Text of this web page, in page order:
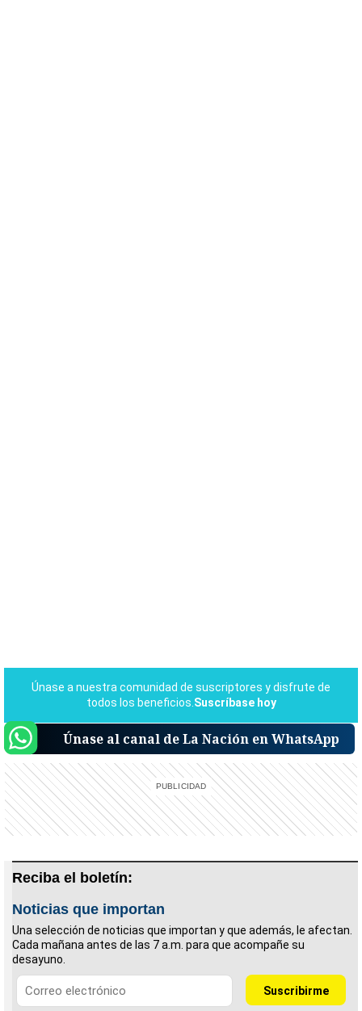
Únase al canal de La Nación en WhatsApp
Reciba el boletín:
Noticias que importan
Una selección de noticias que importan y que además, le afectan.
Cada mañana antes de las 7 a.m. para que acompañe su
desayuno.